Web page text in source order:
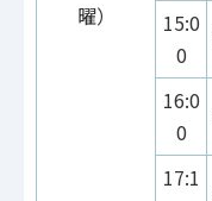
曜）
15:0
0
16:0
0
17:1